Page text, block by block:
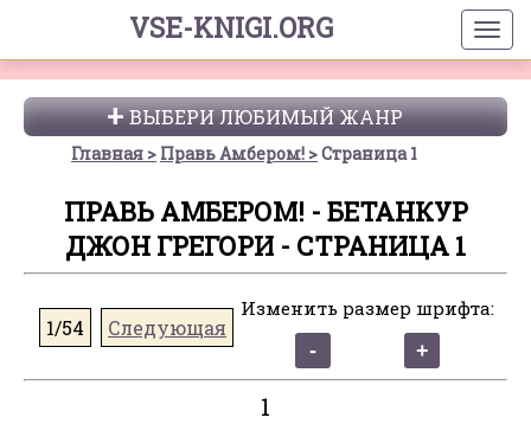
VSE-KNIGI.ORG
ВЫБЕРИ ЛЮБИМЫЙ ЖАНР
Главная Правь Амбером! Страница 1
ПРАВЬ АМБЕРОМ! - БЕТАНКУР
ДЖОН ГРЕГОРИ - СТРАНИЦА 1
1/54 Следующая
Изменить размер шрифта:
1